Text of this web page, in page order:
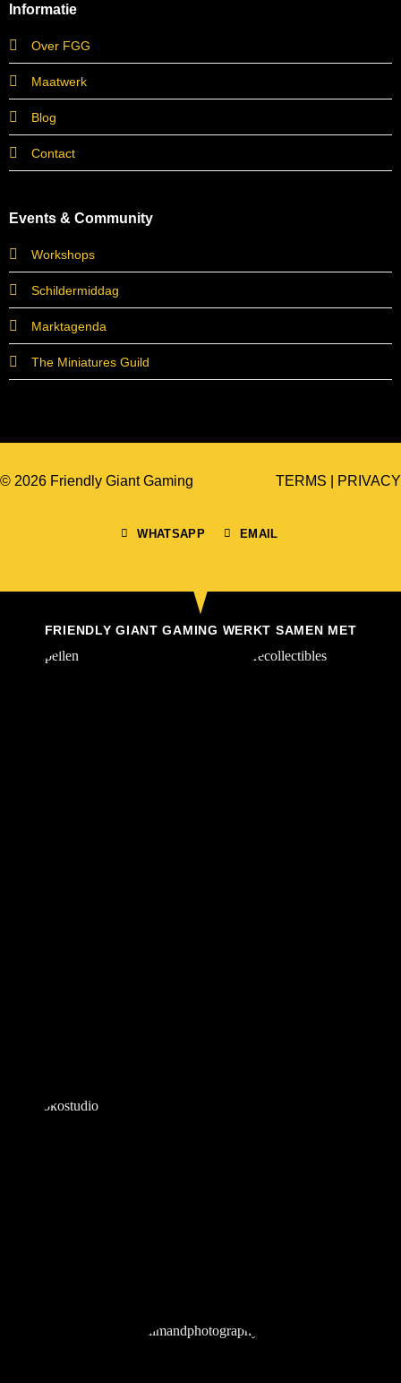
Informatie
Over FGG
Maatwerk
Blog
Contact
Events & Community
Workshops
Schildermiddag
Marktagenda
The Miniatures Guild
© 2026 Friendly Giant Gaming
WHATSAPP EMAIL
TERMS PRIVACY
FRIENDLY GIANT GAMING WERKT SAMEN MET